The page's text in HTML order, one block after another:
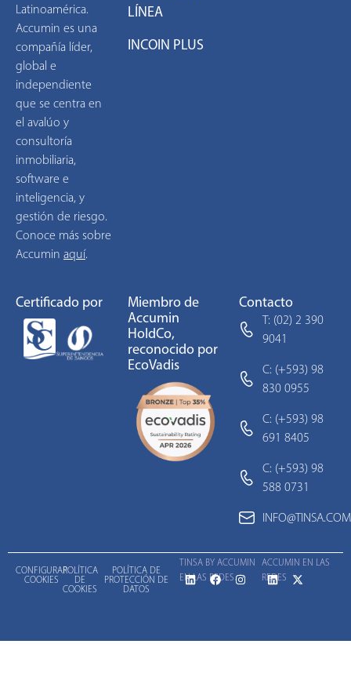
Latinoamérica.
Accumin es una
compañía líder,
global e
independiente
que se centra en
el avalúo y
consultoría
inmobiliaria,
software e
inteligencia, y
gestión de riesgo.
Conoce más sobre
Accumin aquí.
LÍNEA
INCOIN PLUS
Certificado por
Miembro de
Accumin
HoldCo,
reconocido por
EcoVadis
Contacto
T: (02) 2 390
9041
C: (+593) 98
830 0955
C: (+593) 98
691 8405
C: (+593) 98
588 0731
CONFIGURAR
COOKIES
POLÍTICA
DE
COOKIES
POLÍTICA DE
PROTECCIÓN DE
DATOS
TINSA BY ACCUMIN
EN LAS REDES
ACCUMIN EN LAS
REDES